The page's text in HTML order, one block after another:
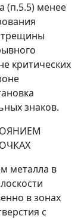
(п.5.5) менее
трещины
критических
знаков.
металла в
в зонах
с